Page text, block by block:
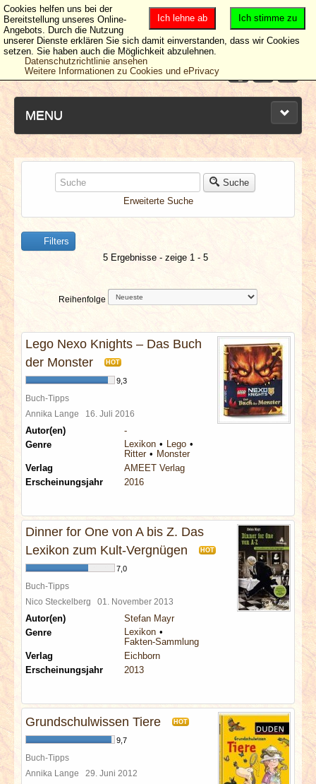
MENU
NEUESTE ARTIKEL
NEWS & DATES
BERICHTE
VERLOSUNGEN
SPECIALS
REDAKTION
LINKS
ARCHIV
Suche
Erweiterte Suche
Filters
5 Ergebnisse - zeige 1 - 5
Reihenfolge
Lego Nexo Knights – Das Buch
der Monster
HOT
9,3
Buch-Tipps
Annika Lange 16. Juli 2016
Autor(en)
-
Genre
Lexikon
Lego
Ritter
Monster
Verlag
AMEET Verlag
Erscheinungsjahr
2016
Dinner for One von A bis Z. Das
Lexikon zum Kult-Vergnügen
HOT
7,0
Buch-Tipps
Nico Steckelberg 01. November 2013
Autor(en)
Stefan Mayr
Genre
Lexikon
Fakten-Sammlung
Verlag
Eichborn
Erscheinungsjahr
2013
Grundschulwissen Tiere HOT
9,7
Buch-Tipps
Annika Lange 29. Juni 2012
Ich stimme zu
Ich lehne ab
Cookies helfen uns bei der
Bereitstellung unseres Online-
Angebots. Durch die Nutzung
unserer Dienste erklären Sie sich damit einverstanden, dass wir Cookies
setzen. Sie haben auch die Möglichkeit abzulehnen.
Datenschutzrichtlinie ansehen
Weitere Informationen zu Cookies und ePrivacy